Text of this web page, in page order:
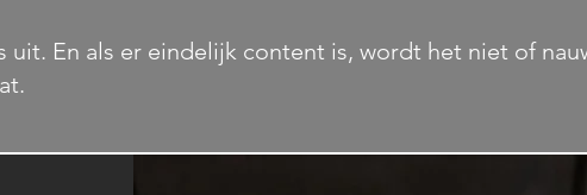
En als er eindelijk content is, wordt het niet of